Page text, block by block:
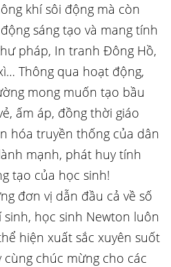
khí sôi động mà còn
sáng tạo và mang tính
pháp, In tranh Đông Hồ,
Thông qua hoạt động,
mong muốn tạo bầu
ấm áp, đồng thời giáo
hóa truyền thống của dân
mạnh, phát huy tính
tạo của học sinh!
đơn vị dẫn đầu cả về số
học sinh Newton luôn
hiện xuất sắc xuyên suốt
chúc mừng cho các